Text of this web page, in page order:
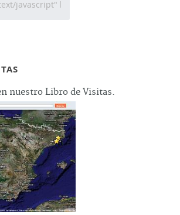
nuestro Libro de Visitas.